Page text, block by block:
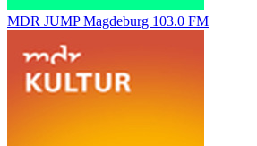
MDR JUMP Magdeburg 103.0 FM